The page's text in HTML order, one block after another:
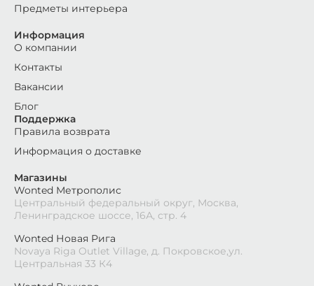
Магазины
Wonted Метрополис
Центральный федеральный округ, Москва,
Ленинградское шоссе, 16А, стр. 4
Wonted Новая Рига
Novaya Riga Outlet Village, д. Покровское,ул.
Центральная 33 К4
Предметы интерьера
Информация
О компании
Контакты
Вакансии
Блог
Поддержка
Правила возврата
Информация о доставке